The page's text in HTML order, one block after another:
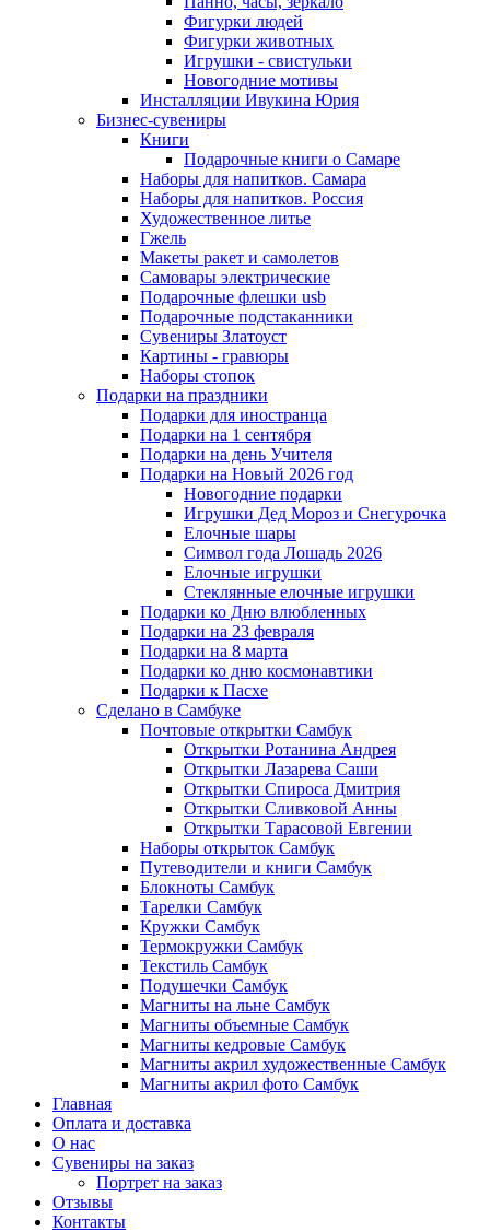
Фигурки людей
Фигурки животных
Игрушки - свистульки
Новогодние мотивы
Инсталляции Ивукина Юрия
Бизнес-сувениры
Книги
Подарочные книги о Самаре
Наборы для напитков. Самара
Наборы для напитков. Россия
Художественное литье
Гжель
Макеты ракет и самолетов
Самовары электрические
Подарочные флешки usb
Подарочные подстаканники
Сувениры Златоуст
Картины - гравюры
Наборы стопок
Подарки на праздники
Подарки для иностранца
Подарки на 1 сентября
Подарки на день Учителя
Подарки на Новый 2026 год
Новогодние подарки
Игрушки Дед Мороз и Снегурочка
Елочные шары
Символ года Лошадь 2026
Елочные игрушки
Стеклянные елочные игрушки
Подарки ко Дню влюбленных
Подарки на 23 февраля
Подарки на 8 марта
Подарки ко дню космонавтики
Подарки к Пасхе
Сделано в Самбуке
Почтовые открытки Самбук
Открытки Ротанина Андрея
Открытки Лазарева Саши
Открытки Спироса Дмитрия
Открытки Сливковой Анны
Открытки Тарасовой Евгении
Наборы открыток Самбук
Путеводители и книги Самбук
Блокноты Самбук
Тарелки Самбук
Кружки Самбук
Термокружки Самбук
Текстиль Самбук
Подушечки Самбук
Магниты на льне Самбук
Магниты объемные Самбук
Магниты кедровые Самбук
Магниты акрил художественные Самбук
Магниты акрил фото Самбук
Главная
Оплата и доставка
О нас
Сувениры на заказ
Портрет на заказ
Отзывы
Контакты